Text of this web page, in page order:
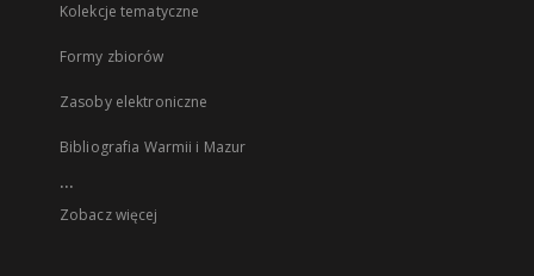
Kolekcje tematyczne
Formy zbiorów
Zasoby elektroniczne
Bibliografia Warmii i Mazur
...
Zobacz więcej